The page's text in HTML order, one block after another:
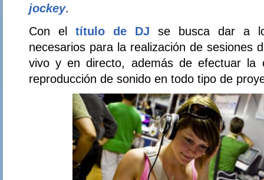
jockey.
Con el título de DJ
se busca dar a
necesarios para la realización de sesiones
vivo y en directo, además de efectuar la
reproducción de sonido en todo tipo de